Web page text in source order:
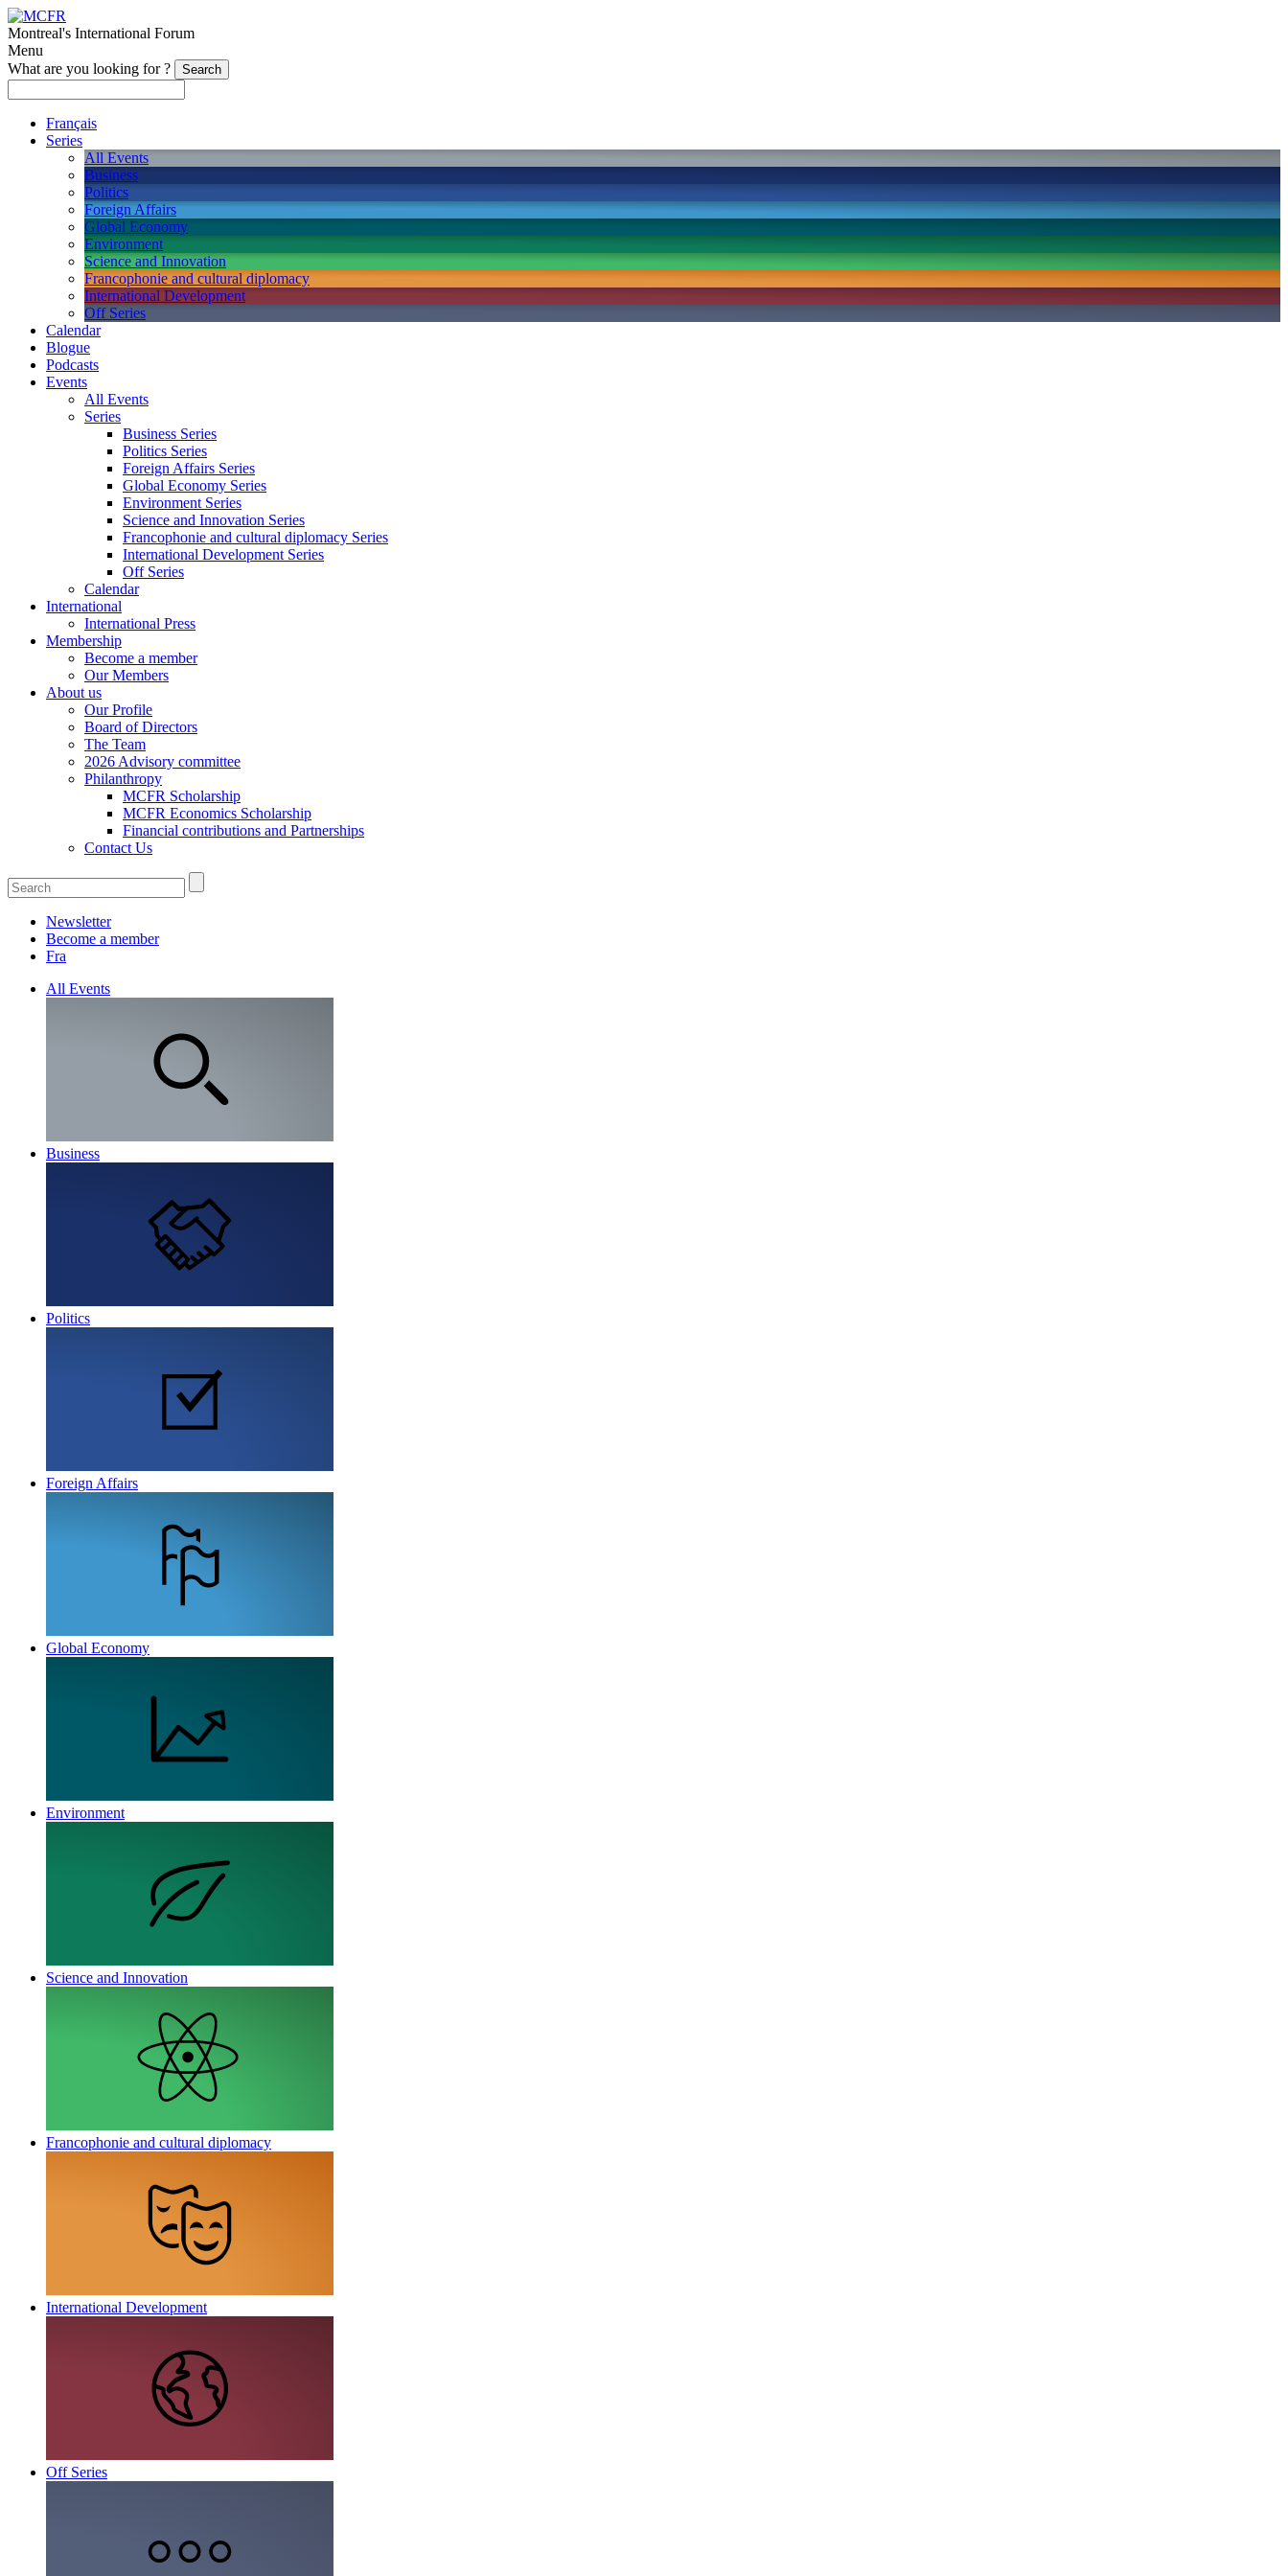
Montreal's International Forum
Menu
What are you looking for ?
Français
Series
All Events
Business
Politics
Foreign Affairs
Global Economy
Environment
Science and Innovation
Francophonie and cultural diplomacy
International Development
Off Series
Calendar
Blogue
Podcasts
Events
All Events
Series
Business Series
Politics Series
Foreign Affairs Series
Global Economy Series
Environment Series
Science and Innovation Series
Francophonie and cultural diplomacy Series
International Development Series
Off Series
Calendar
International
International Press
Membership
Become a member
Our Members
About us
Our Profile
Board of Directors
The Team
2026 Advisory committee
Philanthropy
MCFR Scholarship
MCFR Economics Scholarship
Financial contributions and Partnerships
Contact Us
Newsletter
Become a member
Fra
All Events
Business
Politics
Foreign Affairs
Global Economy
Environment
Science and Innovation
Francophonie and cultural diplomacy
International Development
Off Series